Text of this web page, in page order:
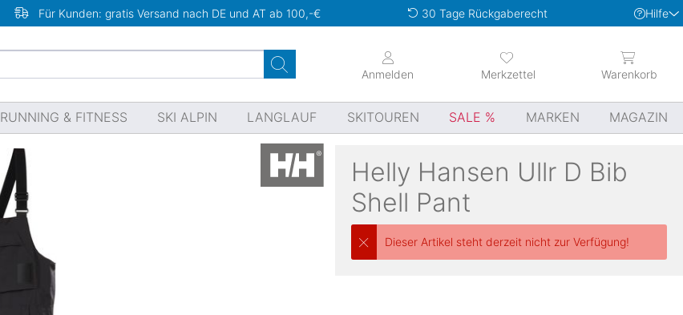
Für Kunden: gratis Versand nach DE und AT ab 100,-€ 30 Tage Rückgaberecht Hilfe
Merkzettel
Anmelden Warenkorb
RUNNING & FITNESS SKI ALPIN LANGLAUF SKITOUREN SALE MARKEN MAGAZIN
Helly Hansen Ullr D Bib
Shell Pant
Dieser Artikel steht derzeit nicht zur Verfügung!